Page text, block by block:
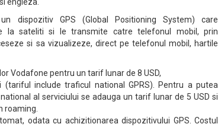
dispozitiv GPS (Global Positioning System) care
la sateliti si le transmite catre telefonul mobil, prin
si sa vizualizeze, direct pe telefonul mobil, hartile
Vodafone pentru un tarif lunar de 8 USD,
include traficul national GPRS). Pentru a putea
al serviciului se adauga un tarif lunar de 5 USD si
roaming.
odata cu achizitionarea dispozitivului GPS. Costul